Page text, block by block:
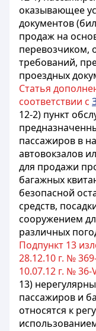
оказывающее
документов
продаж на
перевозчиком,
требований,
проездных
Статья
соответствии с
12-2) пункт
пассажиров в
автовокзалов
для продажи
багажных
безопасной
средств,
сооружением
различных
Подпункт 13
28.12.10 г. №
10.07.12 г. № 36-
13)
пассажиров и
относятся к